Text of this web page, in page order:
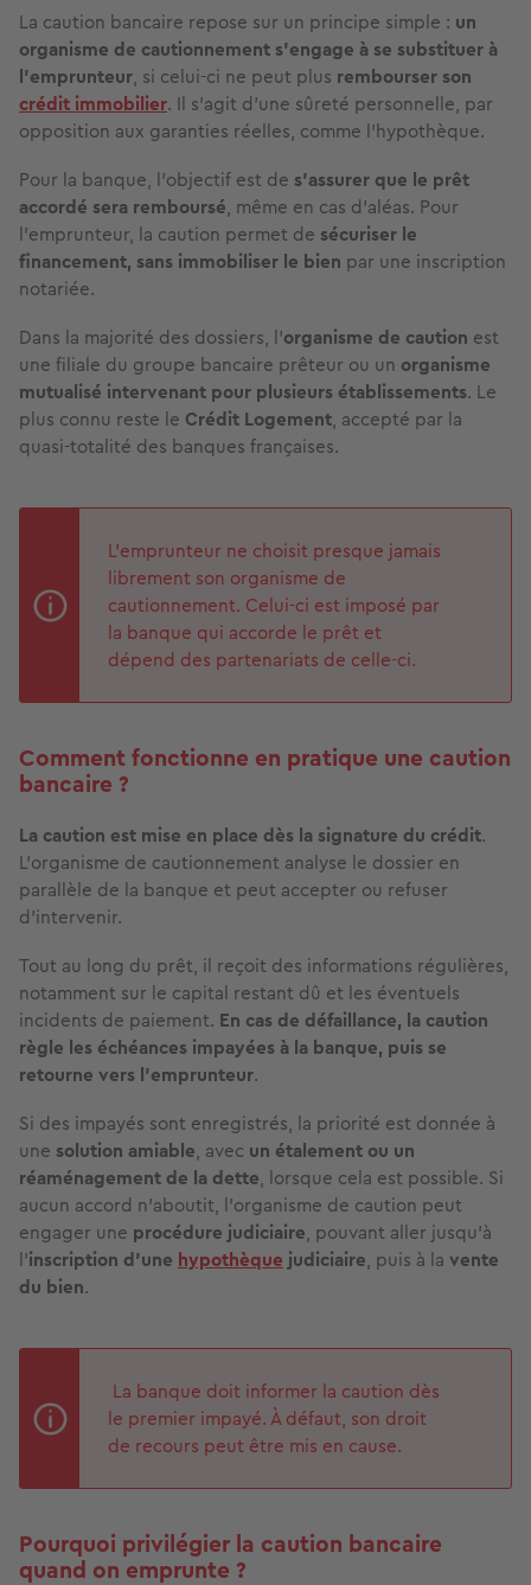
La caution bancaire repose sur un principe simple : un
organisme de cautionnement s’engage à se substituer à
l’emprunteur, si celui-ci ne peut plus rembourser son
crédit immobilier. Il s’agit d’une sûreté personnelle, par
opposition aux garanties réelles, comme l’hypothèque.
Pour la banque, l’objectif est de s’assurer que le prêt
accordé sera remboursé, même en cas d’aléas. Pour
l’emprunteur, la caution permet de sécuriser le
financement, sans immobiliser le bien par une inscription
notariée.
Dans la majorité des dossiers, l’organisme de caution est
une filiale du groupe bancaire prêteur ou un organisme
mutualisé intervenant pour plusieurs établissements. Le
plus connu reste le Crédit Logement, accepté par la
quasi-totalité des banques françaises.
L’emprunteur ne choisit presque jamais
librement son organisme de
cautionnement. Celui-ci est imposé par
la banque qui accorde le prêt et
dépend des partenariats de celle-ci.
Comment fonctionne en pratique une caution
bancaire ?
La caution est mise en place dès la signature du crédit.
L’organisme de cautionnement analyse le dossier en
parallèle de la banque et peut accepter ou refuser
d’intervenir.
Tout au long du prêt, il reçoit des informations régulières,
notamment sur le capital restant dû et les éventuels
incidents de paiement. En cas de défaillance, la caution
règle les échéances impayées à la banque, puis se
retourne vers l’emprunteur.
Si des impayés sont enregistrés, la priorité est donnée à
une solution amiable, avec un étalement ou un
réaménagement de la dette, lorsque cela est possible. Si
aucun accord n’aboutit, l’organisme de caution peut
engager une procédure judiciaire, pouvant aller jusqu’à
l’inscription d’une hypothèque judiciaire, puis à la vente
du bien.
La banque doit informer la caution dès
le premier impayé. À défaut, son droit
de recours peut être mis en cause.
Pourquoi privilégier la caution bancaire
quand on emprunte ?